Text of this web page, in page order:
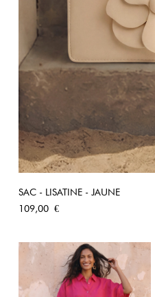
SAC - LISATINE - JAUNE
Prix
109,00 €